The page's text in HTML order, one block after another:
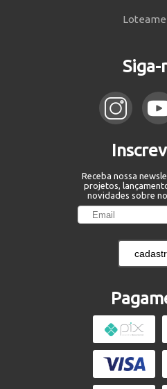
Siga-
Receba nossa
projetos,
novidades sobre